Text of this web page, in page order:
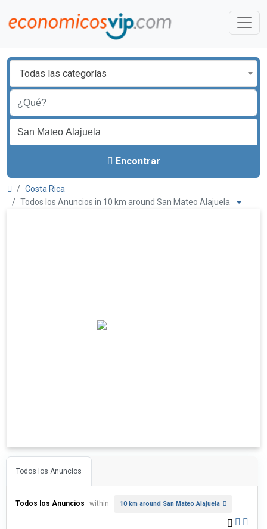
Todas las categorías
Encontrar
Costa Rica
Todos los Anuncios in 10 km around San Mateo Alajuela
Todos los Anuncios
Todos los Anuncios within 10 km around San Mateo Alajuela